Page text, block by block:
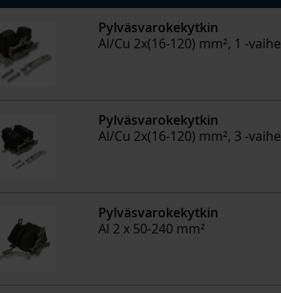
Pylväsvarokekytkin
Al/Cu 2x(16-120) mm², 1 -vaihe
Pylväsvarokekytkin
Al/Cu 2x(16-120) mm², 3 -vaihe
Pylväsvarokekytkin
Al 2 x 50-240 mm²